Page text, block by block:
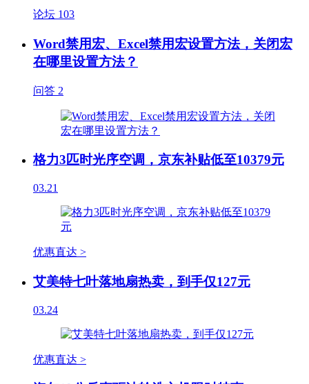
论坛 103
Word禁用宏、Excel禁用宏设置方法，关闭宏
在哪里设置方法？
问答 2
格力3匹时光序空调，京东补贴低至10379元
03.21
优惠直达 >
艾美特七叶落地扇热卖，到手仅127元
03.24
优惠直达 >